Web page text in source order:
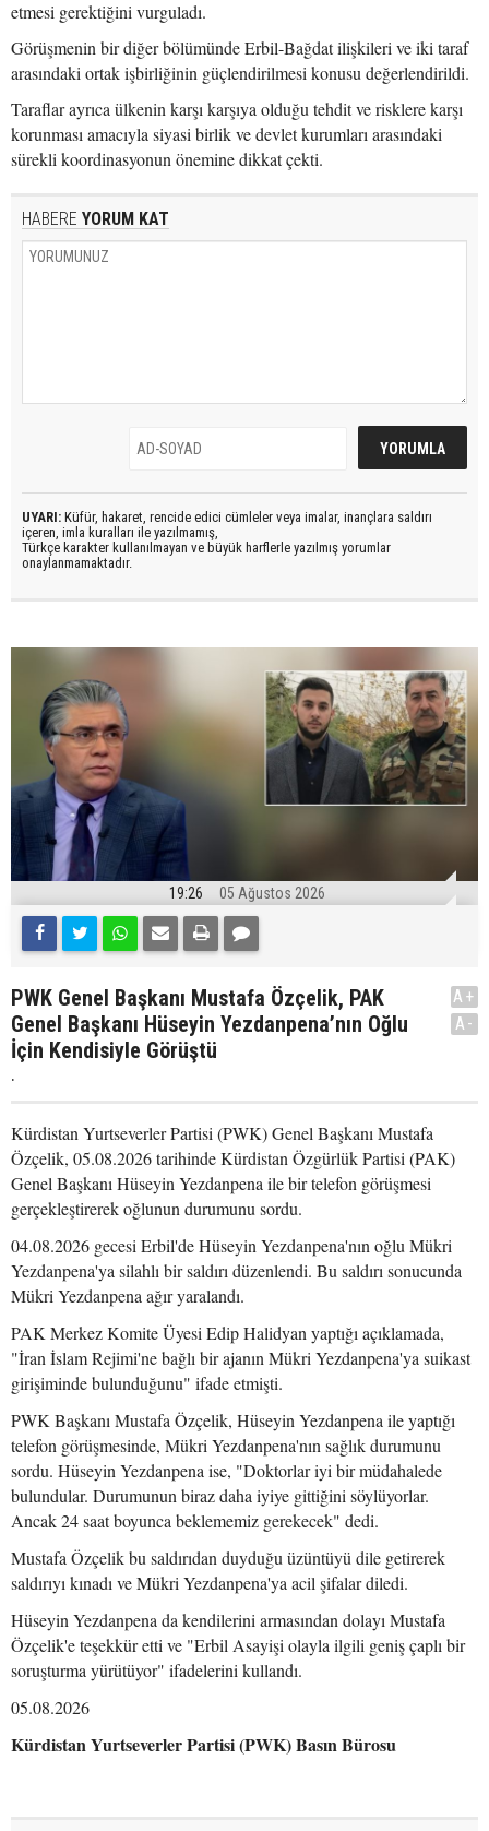
etmesi gerektiğini vurguladı.
Görüşmenin bir diğer bölümünde Erbil-Bağdat ilişkileri ve iki taraf
arasındaki ortak işbirliğinin güçlendirilmesi konusu değerlendirildi.
Taraflar ayrıca ülkenin karşı karşıya olduğu tehdit ve risklere karşı
korunması amacıyla siyasi birlik ve devlet kurumları arasındaki
sürekli koordinasyonun önemine dikkat çekti.
HABERE YORUM KAT
UYARI: Küfür, hakaret, rencide edici cümleler veya imalar, inançlara saldırı
içeren, imla kuralları ile yazılmamış,
Türkçe karakter kullanılmayan ve büyük harflerle yazılmış yorumlar
onaylanmamaktadır.
19:26 05 Ağustos 2026
PWK Genel Başkanı Mustafa Özçelik, PAK
Genel Başkanı Hüseyin Yezdanpena’nın Oğlu
İçin Kendisiyle Görüştü
.
A+
A-
Kürdistan Yurtseverler Partisi (PWK) Genel Başkanı Mustafa
Özçelik, 05.08.2026 tarihinde Kürdistan Özgürlük Partisi (PAK)
Genel Başkanı Hüseyin Yezdanpena ile bir telefon görüşmesi
gerçekleştirerek oğlunun durumunu sordu.
04.08.2026 gecesi Erbil'de Hüseyin Yezdanpena'nın oğlu Mükri
Yezdanpena'ya silahlı bir saldırı düzenlendi. Bu saldırı sonucunda
Mükri Yezdanpena ağır yaralandı.
PAK Merkez Komite Üyesi Edip Halidyan yaptığı açıklamada,
"İran İslam Rejimi'ne bağlı bir ajanın Mükri Yezdanpena'ya suikast
girişiminde bulunduğunu" ifade etmişti.
PWK Başkanı Mustafa Özçelik, Hüseyin Yezdanpena ile yaptığı
telefon görüşmesinde, Mükri Yezdanpena'nın sağlık durumunu
sordu. Hüseyin Yezdanpena ise, "Doktorlar iyi bir müdahalede
bulundular. Durumunun biraz daha iyiye gittiğini söylüyorlar.
Ancak 24 saat boyunca beklememiz gerekecek" dedi.
Mustafa Özçelik bu saldırıdan duyduğu üzüntüyü dile getirerek
saldırıyı kınadı ve Mükri Yezdanpena'ya acil şifalar diledi.
Hüseyin Yezdanpena da kendilerini armasından dolayı Mustafa
Özçelik'e teşekkür etti ve "Erbil Asayişi olayla ilgili geniş çaplı bir
soruşturma yürütüyor" ifadelerini kullandı.
05.08.2026
Kürdistan Yurtseverler Partisi (PWK) Basın Bürosu